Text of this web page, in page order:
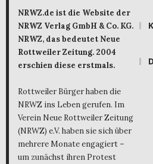
NRWZ.de ist die Website der
NRWZ Verlag GmbH & Co. KG.
NRWZ, das bedeutet Neue
Rottweiler Zeitung. 2004
erschien diese erstmals.
Rottweiler Bürger haben die
NRWZ ins Leben gerufen. Im
Verein Neue Rottweiler Zeitung
(NRWZ) e.V. haben sie sich über
mehrere Monate engagiert –
um zunächst ihren Protest